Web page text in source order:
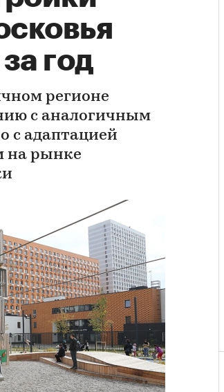
год
регионе
с аналогичным
с адаптацией
на рынке